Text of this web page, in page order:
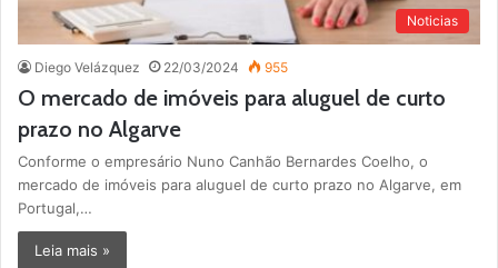
Noticias
Diego Velázquez 22/03/2024 955
O mercado de imóveis para aluguel de curto
prazo no Algarve
Conforme o empresário Nuno Canhão Bernardes Coelho, o
mercado de imóveis para aluguel de curto prazo no Algarve, em
Portugal,…
Leia mais »